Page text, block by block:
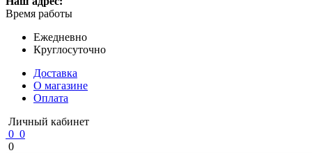
Время работы
Ежедневно
Круглосуточно
Доставка
О магазине
Оплата
Личный кабинет
0 0
0